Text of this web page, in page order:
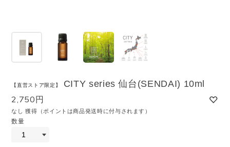
【直営ストア限定】
CITY series 仙台(SENDAI) 10ml
2,750円
なし 獲得（ポイントは商品発送時に付与されます）
数量